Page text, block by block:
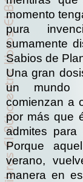
momento
pura
sumamente
Sabios de
Una gran
un mundo
comienzan a
por más que
admites
Porque
verano,
manera en